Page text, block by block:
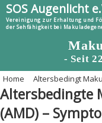
SOS Augenlicht
Vereinigung zur Erhaltung und
der Sehfähigkeit bei
- Seit
Menu
Home
AMD-Themen
Home Altersbedingt
Altersbedingte
(AMD) –